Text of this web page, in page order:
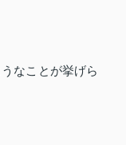
なことが挙げら